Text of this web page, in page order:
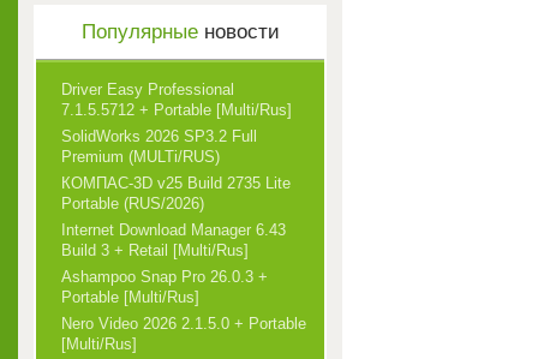
Популярныеновости
Driver Easy Professional
7.1.5.5712 + Portable [Multi/Rus]
SolidWorks 2026 SP3.2 Full
Premium (MULTi/RUS)
КОМПАС-3D v25 Build 2735 Lite
Portable (RUS/2026)
Internet Download Manager 6.43
Build 3 + Retail [Multi/Rus]
Ashampoo Snap Pro 26.0.3 +
Portable [Multi/Rus]
Nero Video 2026 2.1.5.0 + Portable
[Multi/Rus]